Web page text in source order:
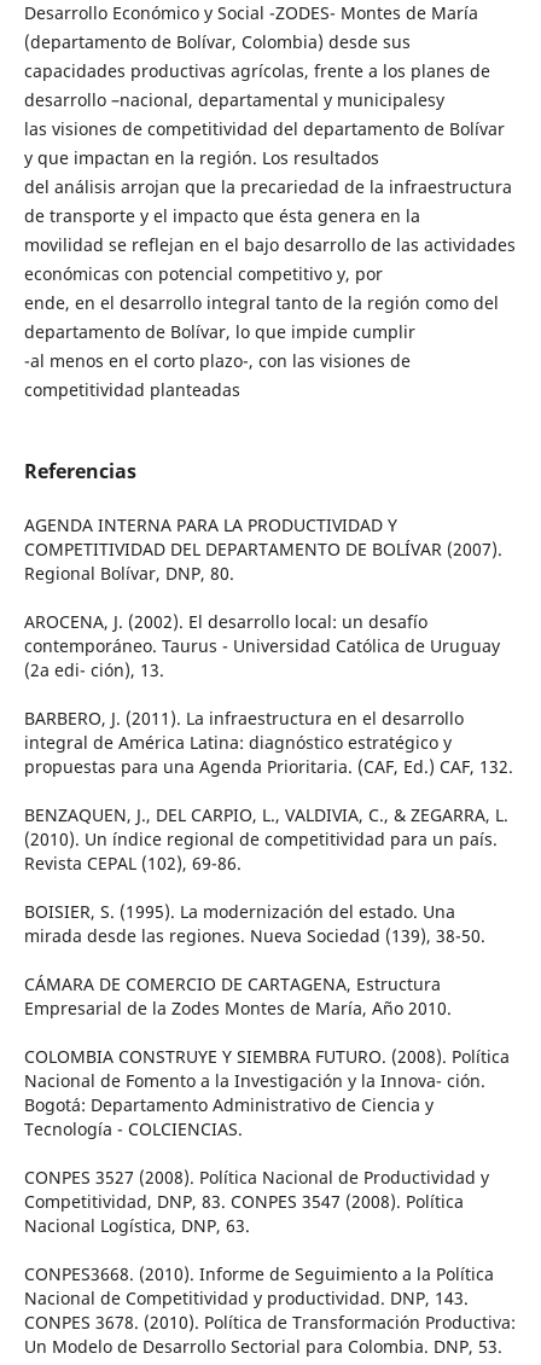
Desarrollo Económico y Social -ZODES- Montes de María
(departamento de Bolívar, Colombia) desde sus
capacidades productivas agrícolas, frente a los planes de
desarrollo –nacional, departamental y municipalesy
las visiones de competitividad del departamento de Bolívar
y que impactan en la región. Los resultados
del análisis arrojan que la precariedad de la infraestructura
de transporte y el impacto que ésta genera en la
movilidad se reflejan en el bajo desarrollo de las actividades
económicas con potencial competitivo y, por
ende, en el desarrollo integral tanto de la región como del
departamento de Bolívar, lo que impide cumplir
-al menos en el corto plazo-, con las visiones de
competitividad planteadas
Referencias
AGENDA INTERNA PARA LA PRODUCTIVIDAD Y
COMPETITIVIDAD DEL DEPARTAMENTO DE BOLÍVAR (2007).
Regional Bolívar, DNP, 80.
AROCENA, J. (2002). El desarrollo local: un desafío
contemporáneo. Taurus - Universidad Católica de Uruguay
(2a edi- ción), 13.
BARBERO, J. (2011). La infraestructura en el desarrollo
integral de América Latina: diagnóstico estratégico y
propuestas para una Agenda Prioritaria. (CAF, Ed.) CAF, 132.
BENZAQUEN, J., DEL CARPIO, L., VALDIVIA, C., & ZEGARRA, L.
(2010). Un índice regional de competitividad para un país.
Revista CEPAL (102), 69-86.
BOISIER, S. (1995). La modernización del estado. Una
mirada desde las regiones. Nueva Sociedad (139), 38-50.
CÁMARA DE COMERCIO DE CARTAGENA, Estructura
Empresarial de la Zodes Montes de María, Año 2010.
COLOMBIA CONSTRUYE Y SIEMBRA FUTURO. (2008). Política
Nacional de Fomento a la Investigación y la Innova- ción.
Bogotá: Departamento Administrativo de Ciencia y
Tecnología - COLCIENCIAS.
CONPES 3527 (2008). Política Nacional de Productividad y
Competitividad, DNP, 83. CONPES 3547 (2008). Política
Nacional Logística, DNP, 63.
CONPES3668. (2010). Informe de Seguimiento a la Política
Nacional de Competitividad y productividad. DNP, 143.
CONPES 3678. (2010). Política de Transformación Productiva:
Un Modelo de Desarrollo Sectorial para Colombia. DNP, 53.